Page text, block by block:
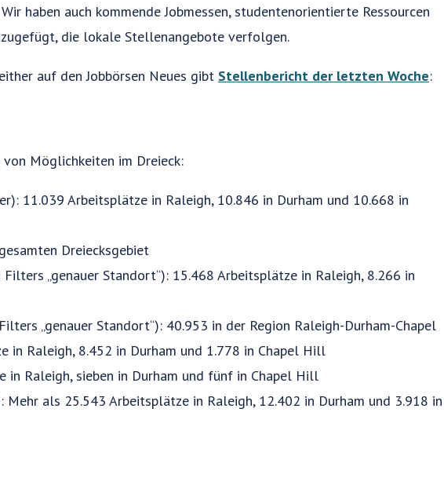
haben auch kommende Jobmessen, studentenorientierte Ressourcen
die lokale Stellenangebote verfolgen.
auf den Jobbörsen Neues gibt Stellenbericht der letzten Woche:
von Möglichkeiten im Dreieck:
11.039 Arbeitsplätze in Raleigh, 10.846 in Durham und 10.668 in
Dreiecksgebiet
Filters „genauer Standort“): 15.468 Arbeitsplätze in Raleigh, 8.266 in
„genauer Standort“): 40.953 in der Region Raleigh-Durham-Chapel
in Raleigh, 8.452 in Durham und 1.778 in Chapel Hill
in Raleigh, sieben in Durham und fünf in Chapel Hill
als 25.543 Arbeitsplätze in Raleigh, 12.402 in Durham und 3.918 in